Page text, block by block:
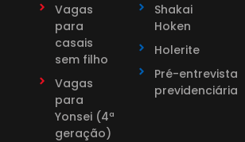
Vagas
para
casais
sem filho
Vagas
para
Yonsei (4ª
geração)
Shakai
Hoken
Holerite
Pré-entrevista
previdenciária